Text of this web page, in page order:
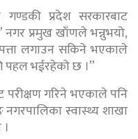
गण्डकी प्रदेश सरकारबाट
प्रमुख खाँणले भन्नुभयो,
लगाउन सकिने भएकाले
भईरहेको छ ।”
परीक्षण गरिने भएकाले पनि
नगरपालिका स्वास्थ्य शाखा